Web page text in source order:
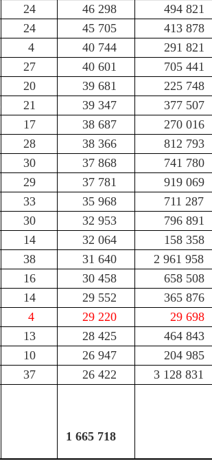
24 46 298
494 821
24 45 705
413 878
4 40 744
291 821
27 40 601
705 441
20 39 681
225 748
21 39 347
377 507
17 38 687
270 016
28 38 366
812 793
30 37 868
741 780
29 37 781
919 069
33 35 968
711 287
30 32 953
796 891
14 32 064
158 358
38 31 640
2 961 958
16 30 458
658 508
14 29 552
365 876
4 29 220
29 698
13 28 425
464 843
10 26 947
204 985
37 26 422 3 128 831
1 665 718